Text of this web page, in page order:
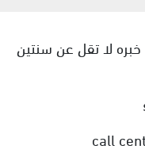
لا تقل عن سنتين